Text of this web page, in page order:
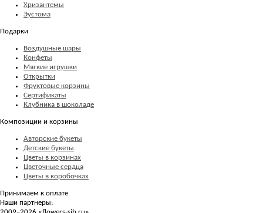
Хризантемы
Эустома
Подарки
Воздушные шары
Конфеты
Мягкие игрушки
Открытки
Фруктовые корзины
Сертификаты
Клубника в шоколаде
Композиции и корзины
Авторские букеты
Детские букеты
Цветы в корзинах
Цветочные сердца
Цветы в коробочках
Принимаем к оплате
Наши партнеры: